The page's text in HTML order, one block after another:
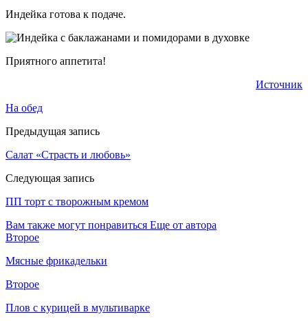
Индейка готова к подаче.
Приятного аппетита!
Источник
На обед
Предыдущая запись
Салат «Страсть и любовь»
Следующая запись
ПП торт с творожным кремом
Вам также могут понравиться Еще от автора
Второе
Мясные фрикадельки
Второе
Плов с курицей в мультиварке